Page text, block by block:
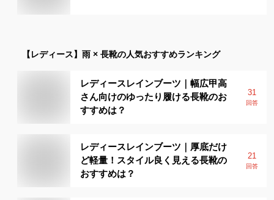
【レディース】 雨 × 長靴の人気おすすめランキング
レディースレインブーツ｜幅広甲高
さん向けのゆったり履ける長靴のお
すすめは？
31
回答
レディースレインブーツ｜厚底だけ
ど軽量！スタイル良く見える長靴の
おすすめは？
21
回答